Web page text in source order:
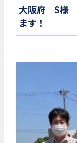
大阪府 S様
ます！